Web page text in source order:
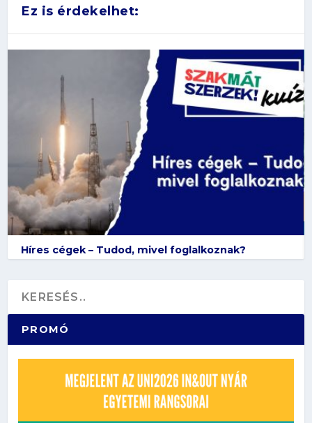
Ez is érdekelhet:
Híres cégek – Tudod, mivel foglalkoznak?
PROMÓ